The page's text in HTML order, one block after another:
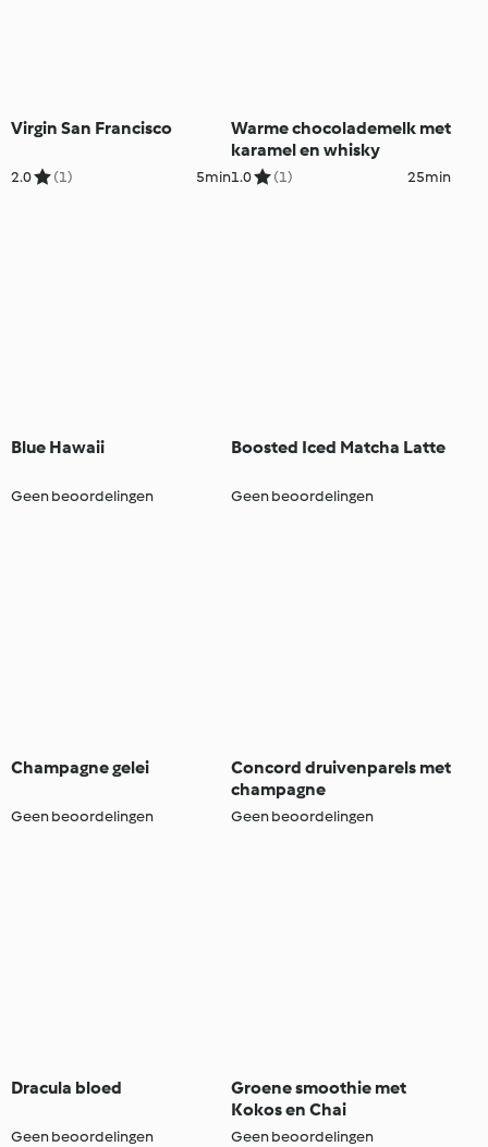
Virgin San Francisco
2.0 (1) 5min
Warme chocolademelk met
karamel en whisky
1.0 (1) 25min
Blue Hawaii
Geen beoordelingen
Boosted Iced Matcha Latte
Geen beoordelingen
Champagne gelei
Geen beoordelingen
Concord druivenparels met
champagne
Geen beoordelingen
Dracula bloed
Geen beoordelingen
Groene smoothie met
Kokos en Chai
Geen beoordelingen